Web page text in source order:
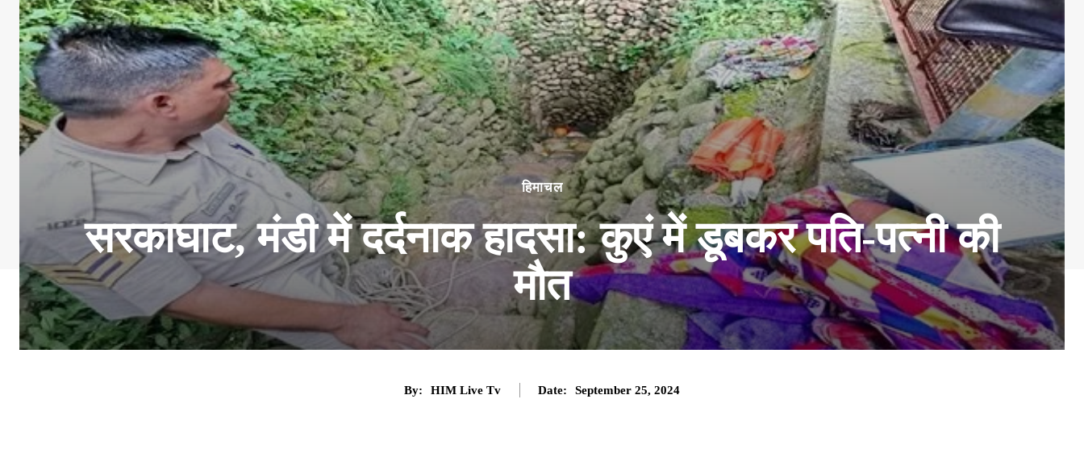
हिमाचल
सरकाघाट, मंडी में दर्दनाक हादसा: कुएं में डूबकर पति-पत्नी की
मौत
By: HIM Live Tv Date: September 25, 2024